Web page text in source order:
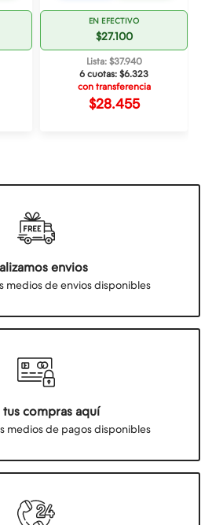
EN EFECTIVO
$27.100
Lista: $37.940
6 cuotas: $6.323
con transferencia
$28.455
envios
medios de envios disponibles
tus compras aquí
medios de pagos disponibles